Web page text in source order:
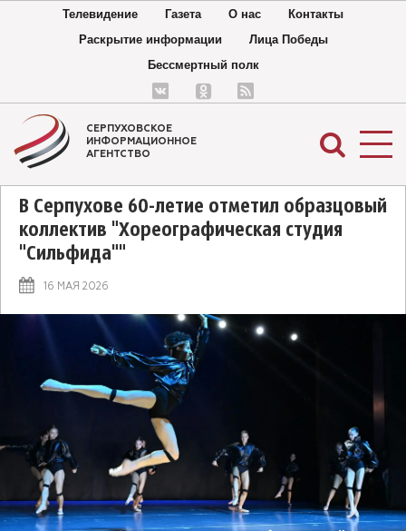
Телевидение Газета О нас
Контакты
Раскрытие информации
Лица Победы
Бессмертный полк
СЕРПУХОВСКОЕ
ИНФОРМАЦИОННОЕ
АГЕНТСТВО
В Серпухове 60-летие отметил образцовый
коллектив "Хореографическая студия
"Сильфида""
16 МАЯ 2026